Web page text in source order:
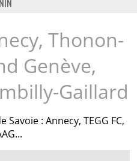
Thonon-
Genève,
Gaillard
: Annecy, TEGG FC,